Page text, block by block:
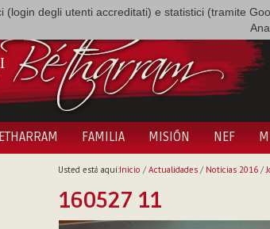
(login degli utenti accreditati) e statistici (tramite
FAMILIA MISIÓN NEF
Usted está aquí:Inicio / Actualidades/ Noticias 2016/
160527 11